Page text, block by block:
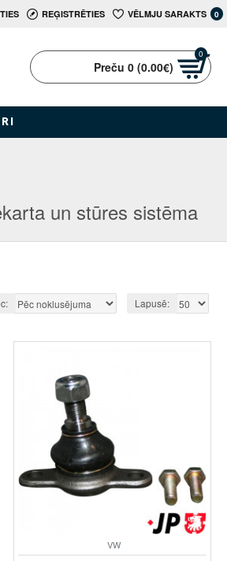
REĢISTRĒTIES VĒLMJU SARAKTS 0
Preču 0 (0.00€)
0
un stūres sistēma
Lapusē:
VW